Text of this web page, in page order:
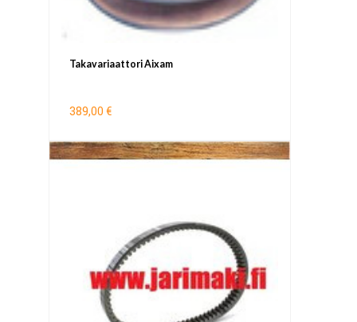
Takavariaattori Aixam
389,00 €